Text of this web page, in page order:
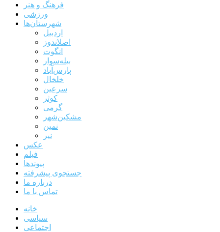
فرهنگ و هنر
ورزشی
شهرستان‌ها
اردبیل
اصلاندوز
انگوت
بیله‌سوار
پارس‌آباد
خلخال
سرعین
کوثر
گرمی
مشکین‌شهر
نمین
نیر
عکس
فیلم
پیوندها
جستجوی پیشرفته
درباره ما
تماس با ما
خانه
سیاسی
اجتماعی